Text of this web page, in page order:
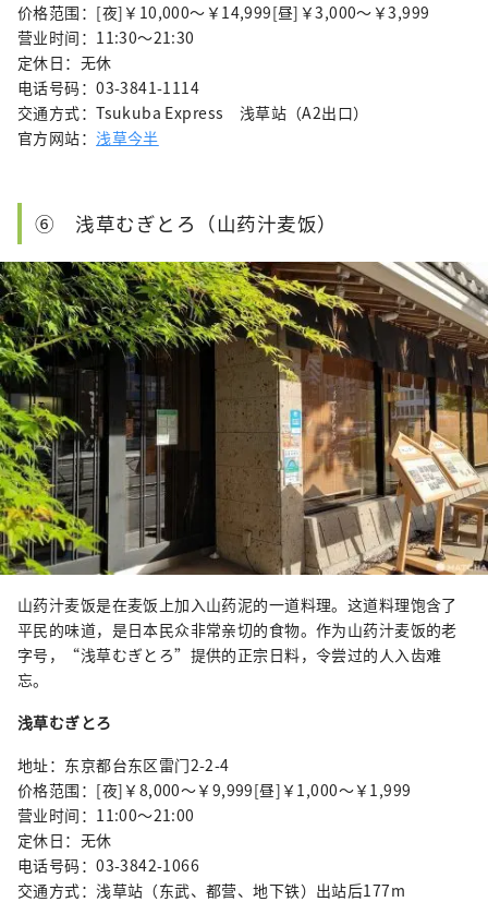
价格范围：[夜]￥10,000～￥14,999[昼]￥3,000～￥3,999
营业时间：11:30～21:30
定休日：无休
电话号码：03-3841-1114
交通方式：Tsukuba Express 浅草站（A2出口）
官方网站：浅草今半
⑥ 浅草むぎとろ（山药汁麦饭）
山药汁麦饭是在麦饭上加入山药泥的一道料理。这道料理饱含了
平民的味道，是日本民众非常亲切的食物。作为山药汁麦饭的老
字号，“浅草むぎとろ”提供的正宗日料，令尝过的人入齿难
忘。
浅草むぎとろ
地址：东京都台东区雷门2-2-4
价格范围：[夜]￥8,000～￥9,999[昼]￥1,000～￥1,999
营业时间：11:00～21:00
定休日：无休
电话号码：03-3842-1066
交通方式：浅草站（东武、都营、地下铁）出站后177m